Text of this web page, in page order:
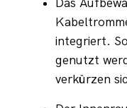
Das
integriert.
genutzt
verkürzen